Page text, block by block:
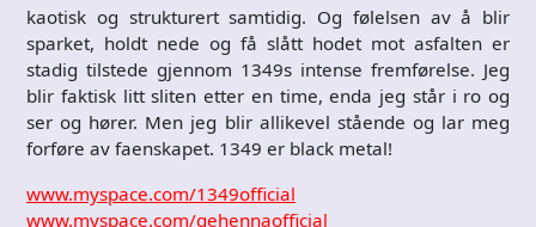
kaotisk og strukturert samtidig. Og følelsen av å blir
sparket, holdt nede og få slått hodet mot asfalten er
stadig tilstede gjennom 1349s intense fremførelse. Jeg
blir faktisk litt sliten etter en time, enda jeg står i ro og
ser og hører. Men jeg blir allikevel stående og lar meg
forføre av faenskapet. 1349 er black metal!
www.myspace.com/1349official
www.myspace.com/gehennaofficial